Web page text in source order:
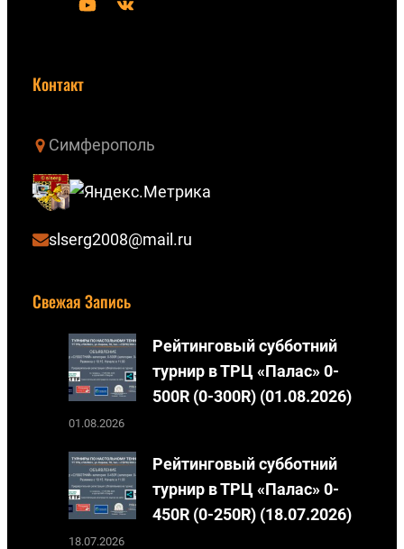
e
Контакт
Симферополь
slserg2008@mail.ru
Свежая Запись
Рейтинговый субботний
турнир в ТРЦ «Палас» 0-
500R (0-300R) (01.08.2026)
01.08.2026
Рейтинговый субботний
турнир в ТРЦ «Палас» 0-
450R (0-250R) (18.07.2026)
18.07.2026